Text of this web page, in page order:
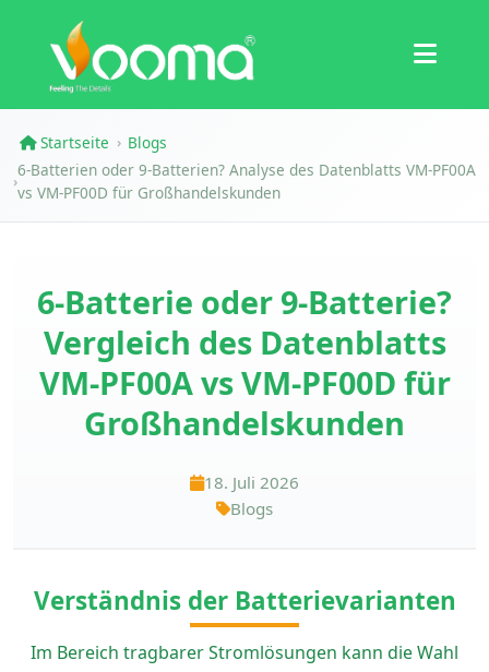
Zertifizierungen
Fallstudie
Startseite › Blogs
›
6-Batterien oder 9-Batterien? Analyse des Datenblatts VM-PF00A
vs VM-PF00D für Großhandelskunden
6-Batterie oder 9-Batterie?
Vergleich des Datenblatts
VM-PF00A vs VM-PF00D für
Großhandelskunden
18. Juli 2026
Blogs
Verständnis der Batterievarianten
Im Bereich tragbarer Stromlösungen kann die Wahl